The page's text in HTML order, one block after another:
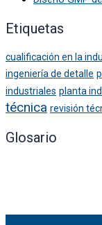
Etiquetas
cualificación en la
ingeniería de detalle
industriales planta
técnica revisión
Glosario